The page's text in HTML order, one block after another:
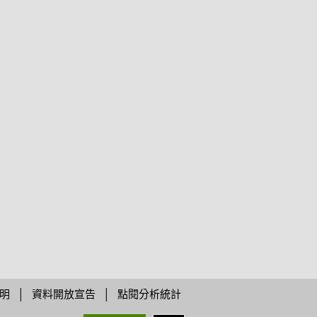
資料開放宣告 點閱分析統計